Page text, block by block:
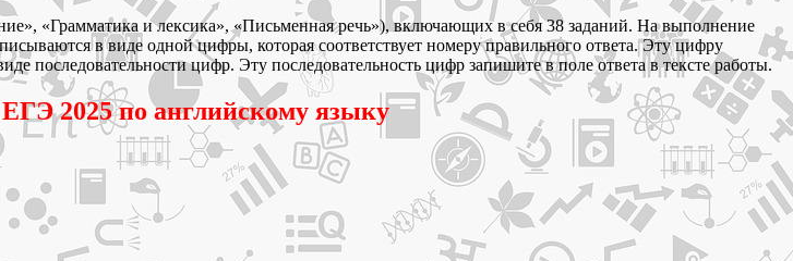
«Грамматика и лексика», «Письменная речь»), включающих в себя 38 заданий. На выполнение
в виде одной цифры, которая соответствует номеру правильного ответа. Эту цифру
последовательности цифр. Эту последовательность цифр запишите в поле ответа в тексте работы.
2025 по английскому языку